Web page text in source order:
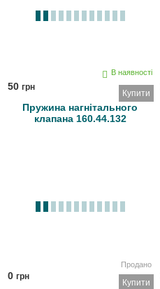
В наявності
50 грн
Купити
Пружина нагнітального
клапана 160.44.132
Продано
0 грн
Купити